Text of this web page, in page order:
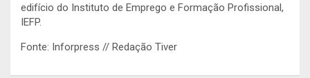
edifício do Instituto de Emprego e Formação Profissional,
IEFP.
Fonte: Inforpress // Redação Tiver